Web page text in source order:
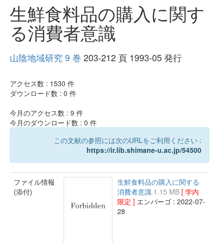
生鮮食料品の購入に関す
る消費者意識
山陰地域研究 9 巻 203-212 頁 1993-05 発行
アクセス数 : 1530 件
ダウンロード数 : 0 件
今月のアクセス数 : 9 件
今月のダウンロード数 : 0 件
この文献の参照には次のURLをご利用ください :
https://ir.lib.shimane-u.ac.jp/54500
ファイル情報
(添付)
生鮮食料品の購入に関する
消費者意識 1.15 MB [ 学内
限定 ] エンバーゴ : 2022-07-
28